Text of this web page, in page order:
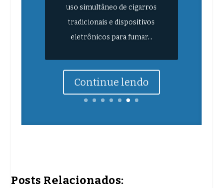
uso simultâneo de cigarros
tradicionais e dispositivos
eletrônicos para fumar...
Continue lendo
Posts Relacionados: